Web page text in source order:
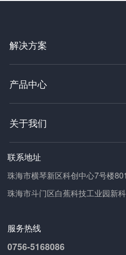
解决方案
产品中心
关于我们
联系地址
珠海市横琴新区科创中心7号楼
珠海市斗门区白蕉科技工业园新
服务热线
0756-5168086